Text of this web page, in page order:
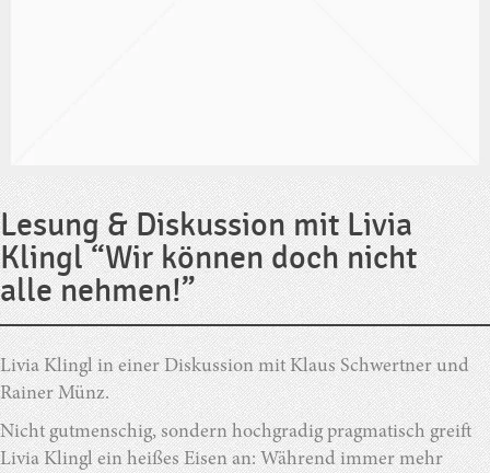
Lesung & Diskussion mit Livia
Klingl “Wir können doch nicht
alle nehmen!”
Livia Klingl in einer Diskussion mit Klaus Schwertner und
Rainer Münz.
Nicht gutmenschig, sondern hochgradig pragmatisch greift
Livia Klingl ein heißes Eisen an: Während immer mehr